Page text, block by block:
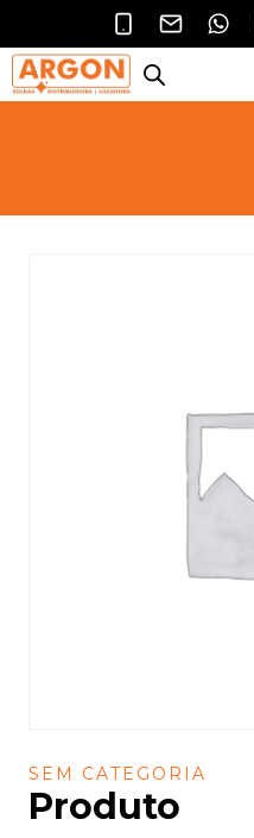
o
Conteúdo
SEM CATEGORIA
Produto